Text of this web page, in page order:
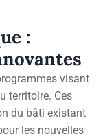
:
visant
territoire. Ces
du bâti existant
les nouvelles